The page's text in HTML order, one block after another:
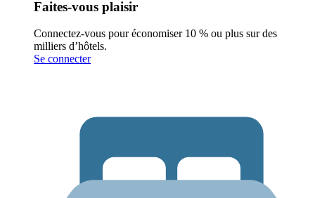
Faites-vous plaisir
Connectez-vous pour économiser 10 % ou plus sur des
milliers d’hôtels.
Se connecter